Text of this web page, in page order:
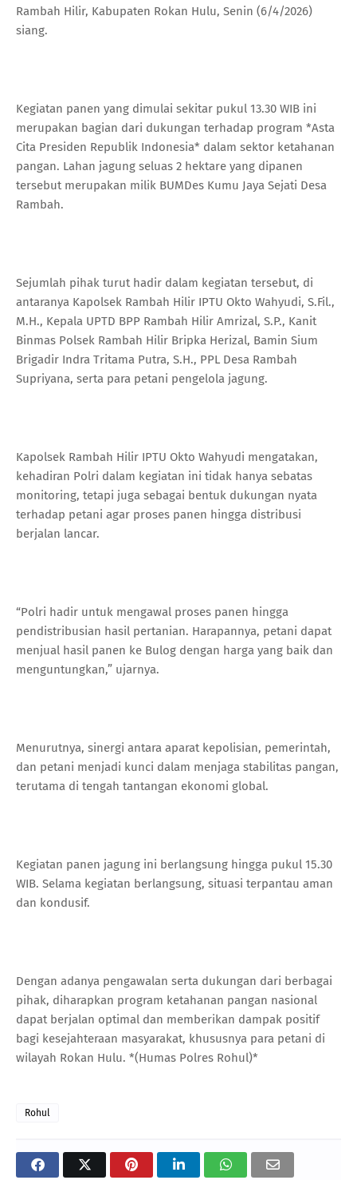
Rambah Hilir, Kabupaten Rokan Hulu, Senin (6/4/2026)
siang.
Kegiatan panen yang dimulai sekitar pukul 13.30 WIB ini
merupakan bagian dari dukungan terhadap program *Asta
Cita Presiden Republik Indonesia* dalam sektor ketahanan
pangan. Lahan jagung seluas 2 hektare yang dipanen
tersebut merupakan milik BUMDes Kumu Jaya Sejati Desa
Rambah.
Sejumlah pihak turut hadir dalam kegiatan tersebut, di
antaranya Kapolsek Rambah Hilir IPTU Okto Wahyudi, S.Fil.,
M.H., Kepala UPTD BPP Rambah Hilir Amrizal, S.P., Kanit
Binmas Polsek Rambah Hilir Bripka Herizal, Bamin Sium
Brigadir Indra Tritama Putra, S.H., PPL Desa Rambah
Supriyana, serta para petani pengelola jagung.
Kapolsek Rambah Hilir IPTU Okto Wahyudi mengatakan,
kehadiran Polri dalam kegiatan ini tidak hanya sebatas
monitoring, tetapi juga sebagai bentuk dukungan nyata
terhadap petani agar proses panen hingga distribusi
berjalan lancar.
“Polri hadir untuk mengawal proses panen hingga
pendistribusian hasil pertanian. Harapannya, petani dapat
menjual hasil panen ke Bulog dengan harga yang baik dan
menguntungkan,” ujarnya.
Menurutnya, sinergi antara aparat kepolisian, pemerintah,
dan petani menjadi kunci dalam menjaga stabilitas pangan,
terutama di tengah tantangan ekonomi global.
Kegiatan panen jagung ini berlangsung hingga pukul 15.30
WIB. Selama kegiatan berlangsung, situasi terpantau aman
dan kondusif.
Dengan adanya pengawalan serta dukungan dari berbagai
pihak, diharapkan program ketahanan pangan nasional
dapat berjalan optimal dan memberikan dampak positif
bagi kesejahteraan masyarakat, khususnya para petani di
wilayah Rokan Hulu. *(Humas Polres Rohul)*
Rohul